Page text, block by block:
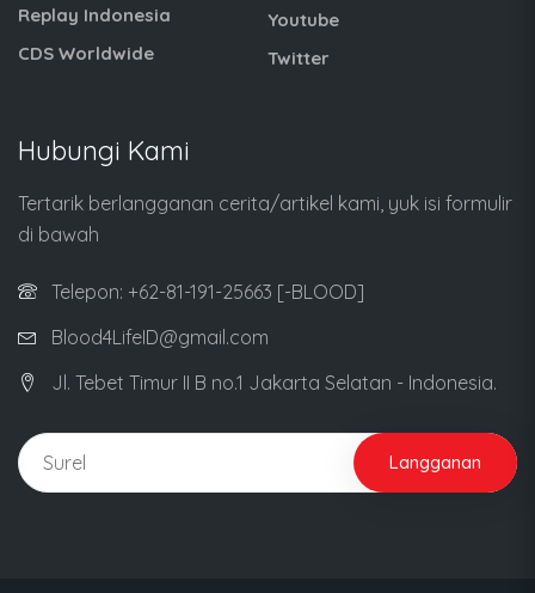
Replay Indonesia
CDS Worldwide
Youtube
Twitter
Hubungi Kami
Tertarik berlangganan cerita/artikel kami, yuk isi formulir
di bawah
Telepon: +62-81-191-25663 [-BLOOD]
Blood4LifeID@gmail.com
Jl. Tebet Timur II B no.1 Jakarta Selatan - Indonesia.
Langganan